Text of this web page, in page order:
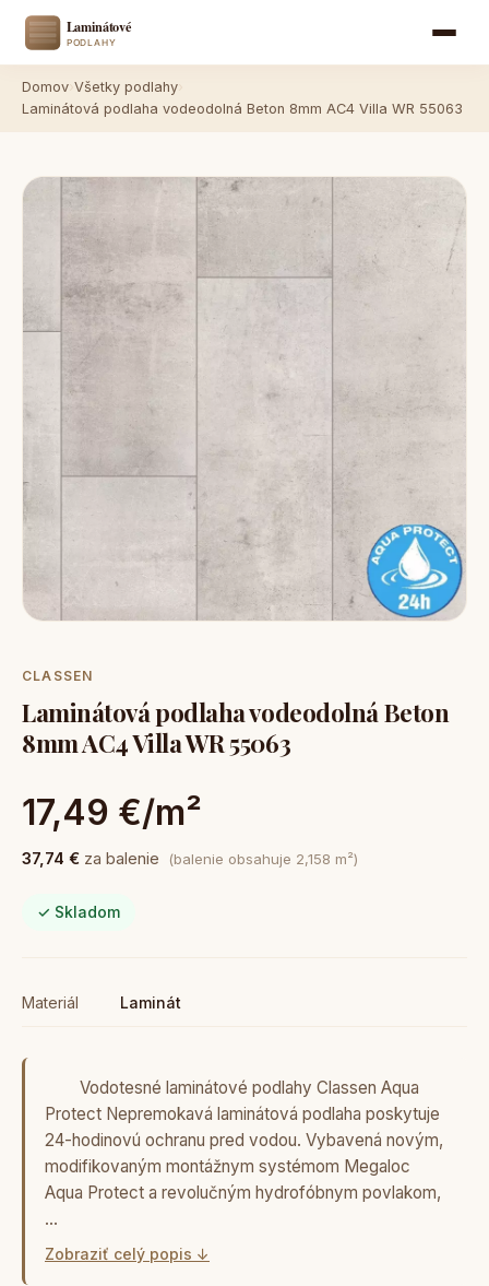
Domov Všetky podlahy
Laminátová podlaha vodeodolná Beton 8mm AC4 Villa WR 55063
CLASSEN
Laminátová podlaha vodeodolná Beton
8mm AC4 Villa WR 55063
17,49 €/m²
37,74 € za balenie (balenie obsahuje 2,158 m²)
✓ Skladom
Materiál Laminát
Vodotesné laminátové podlahy Classen Aqua
Protect Nepremokavá laminátová podlaha poskytuje
24-hodinovú ochranu pred vodou. Vybavená novým,
modifikovaným montážnym systémom Megaloc
Aqua Protect a revolučným hydrofóbnym povlakom,
…
Zobraziť celý popis ↓